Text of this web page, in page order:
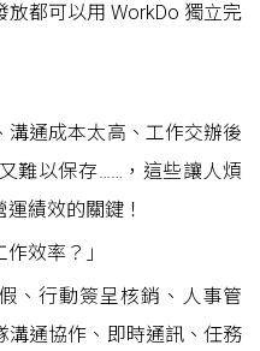
都可以用 WorkDo 獨立完
溝通成本太高、工作交辦後
難以保存……，這些讓人煩
績效的關鍵！
效率？」
、行動簽呈核銷、人事管
溝通協作、即時通訊、任務